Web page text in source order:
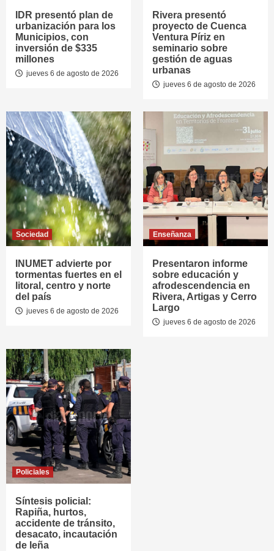
IDR presentó plan de
urbanización para los
Municipios, con
inversión de $335
millones
jueves 6 de agosto de 2026
Rivera presentó
proyecto de Cuenca
Ventura Píriz en
seminario sobre
gestión de aguas
urbanas
jueves 6 de agosto de 2026
Sociedad
INUMET advierte por
tormentas fuertes en el
litoral, centro y norte
del país
jueves 6 de agosto de 2026
Enseñanza
Presentaron informe
sobre educación y
afrodescendencia en
Rivera, Artigas y Cerro
Largo
jueves 6 de agosto de 2026
Policiales
Síntesis policial:
Rapiña, hurtos,
accidente de tránsito,
desacato, incautación
de leña